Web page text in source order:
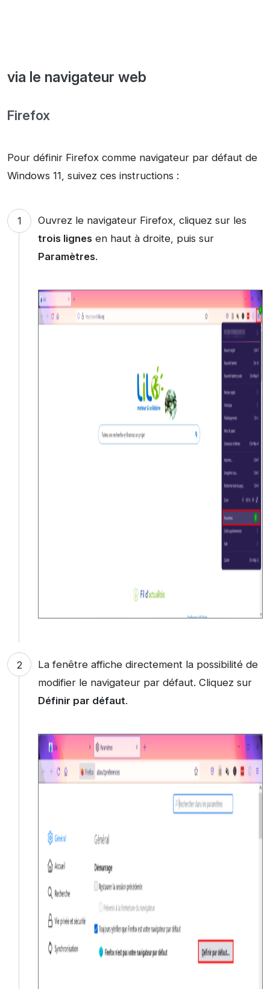
via le navigateur web
Firefox
Pour définir Firefox comme navigateur par défaut de
Windows 11, suivez ces instructions :
Ouvrez le navigateur Firefox, cliquez sur les
trois lignesen haut à droite, puis sur
Paramètres.
La fenêtre affiche directement la possibilité de
modifier le navigateur par défaut. Cliquez sur
Définir par défaut.